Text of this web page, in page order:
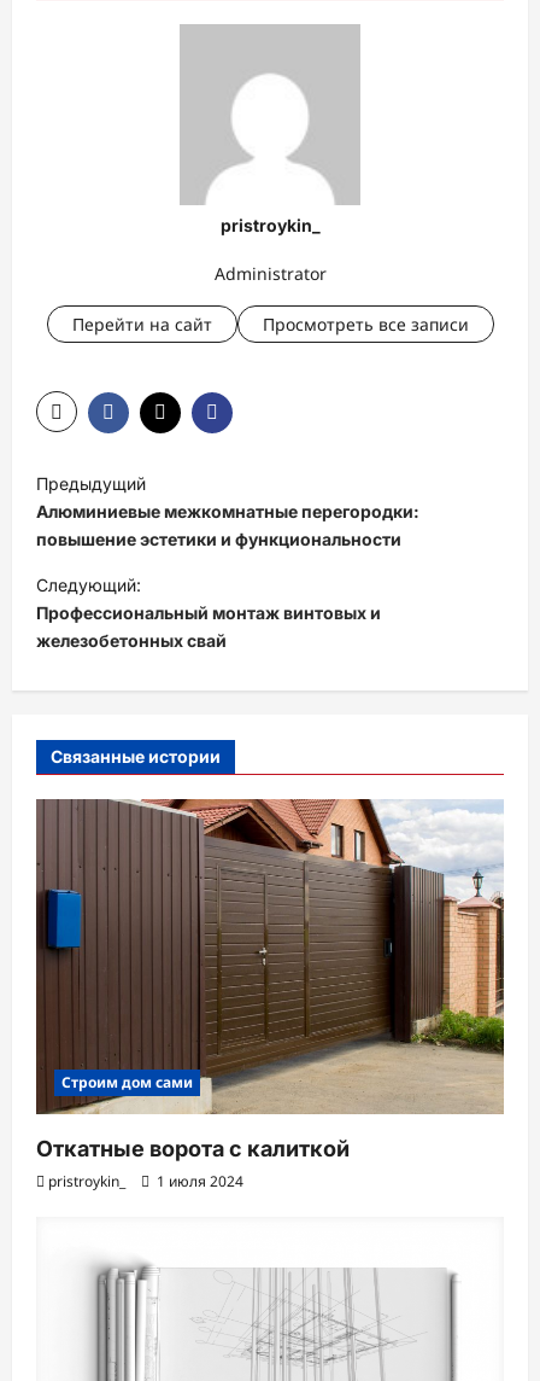
pristroykin_
Administrator
Перейти на сайт Просмотреть все записи
Н
а
в
и
г
а
ц
я
з
п
с
Предыдущий
Алюминиевые межкомнатные перегородки:
повышение эстетики и функциональности
Следующий:
Профессиональный монтаж винтовых и
железобетонных свай
Связанные истории
Строим дом сами
Откатные ворота с калиткой
pristroykin_ 1 июля 2024